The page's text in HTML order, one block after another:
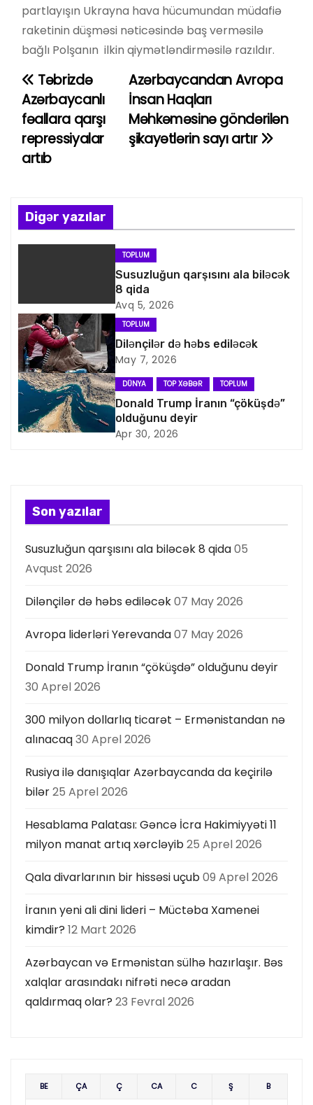
partlayışın Ukrayna hava hücumundan müdafiə
raketinin düşməsi nəticəsində baş verməsilə
bağlı Polşanın ilkin qiymətləndirməsilə razıldır.
Y
a
z
n
a
q
a
s
y
s
ı
Azərbaycandan Avropa
İnsan Haqları
Məhkəməsinə göndərilən
şikayətlərin sayı artır
Təbrizdə
Azərbaycanlı
fəallara qarşı
repressiyalar
artıb
Digər yazılar
TOPLUM
Susuzluğun qarşısını ala biləcək
8 qida
Avq 5, 2026
TOPLUM
Dilənçilər də həbs ediləcək
May 7, 2026
DÜNYA TOP XƏBƏR TOPLUM
Donald Trump İranın “çöküşdə”
olduğunu deyir
Apr 30, 2026
Son yazılar
Susuzluğun qarşısını ala biləcək 8 qida05
Avqust 2026
Dilənçilər də həbs ediləcək07 May 2026
Avropa liderləri Yerevanda07 May 2026
Donald Trump İranın “çöküşdə” olduğunu deyir
30 Aprel 2026
300 milyon dollarlıq ticarət – Ermənistandan nə
alınacaq30 Aprel 2026
Rusiya ilə danışıqlar Azərbaycanda da keçirilə
bilər25 Aprel 2026
Hesablama Palatası: Gəncə İcra Hakimiyyəti 11
milyon manat artıq xərcləyib25 Aprel 2026
Qala divarlarının bir hissəsi uçub09 Aprel 2026
İranın yeni ali dini lideri – Müctəba Xamenei
kimdir? 12 Mart 2026
Azərbaycan və Ermənistan sülhə hazırlaşır. Bəs
xalqlar arasındakı nifrəti necə aradan
qaldırmaq olar? 23 Fevral 2026
BE ÇA Ç CA C Ş B